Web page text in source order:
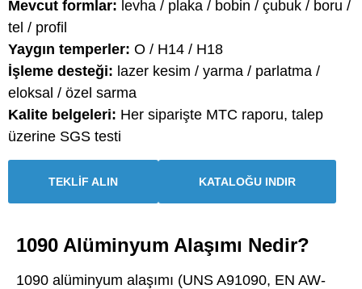
Mevcut formlar: levha / plaka / bobin / çubuk / boru /
tel / profil
Yaygın temperler: O / H14 / H18
İşleme desteği: lazer kesim / yarma / parlatma /
eloksal / özel sarma
Kalite belgeleri: Her siparişte MTC raporu, talep
üzerine SGS testi
TEKLİF ALIN KATALOĞU INDIR
1090 Alüminyum Alaşımı Nedir?
1090 alüminyum alaşımı (UNS A91090, EN AW-